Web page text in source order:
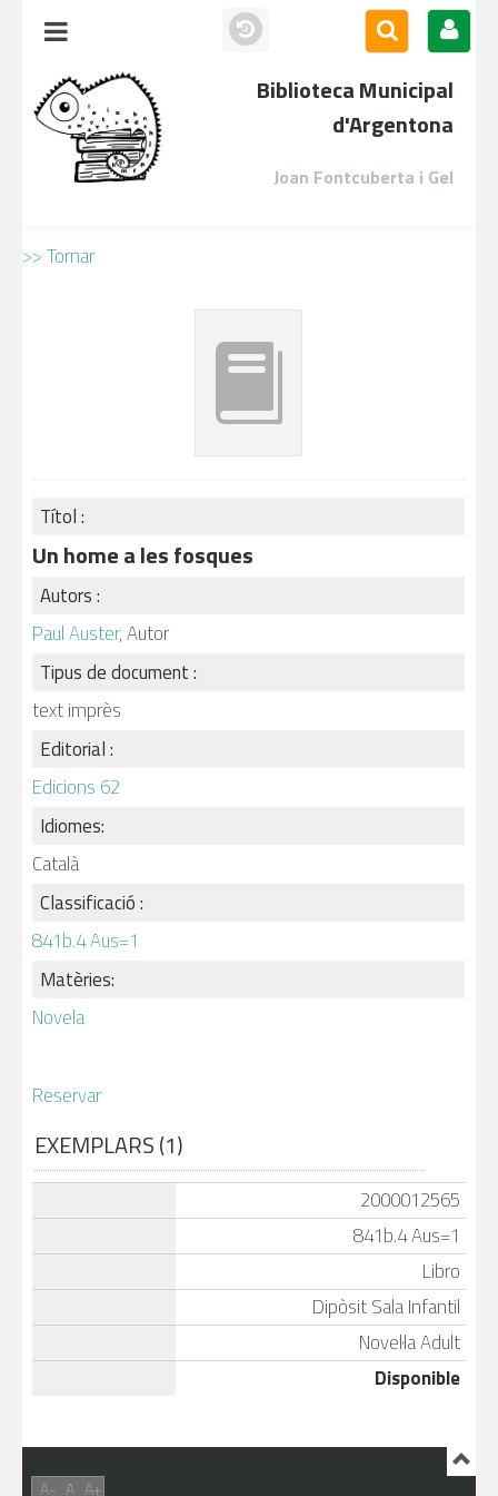
Biblioteca Municipal
d'Argentona
Joan Fontcuberta i Gel
>> Tornar
Títol :
Un home a les fosques
Autors :
Paul Auster, Autor
Tipus de document :
text imprès
Editorial :
Edicions 62
Idiomes:
Català
Classificació :
841b.4 Aus=1
Matèries:
Novela
Reservar
EXEMPLARS (1)
2000012565
841b.4 Aus=1
Libro
Dipòsit Sala Infantil
Novel·la Adult
Disponible
A- A A+